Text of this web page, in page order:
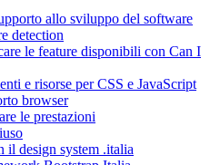
allo sviluppo del software
detection
le feature disponibili con Can I
e risorse per CSS e JavaScript
browser
le prestazioni
il design system .italia